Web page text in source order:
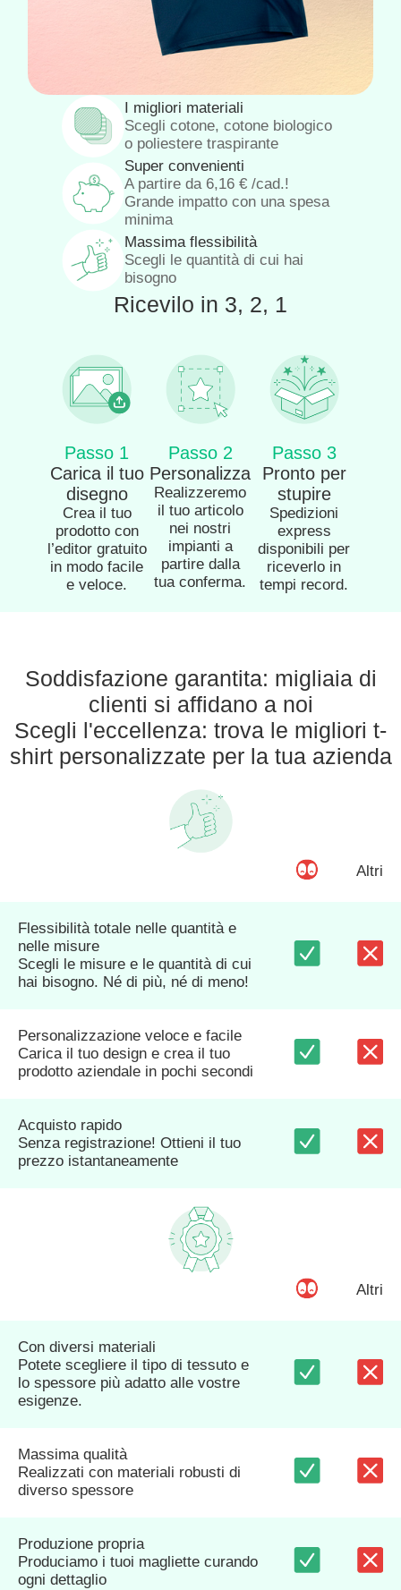
I migliori materiali
Scegli cotone, cotone biologico
o poliestere traspirante
Super convenienti
A partire da 6,16 € /cad.!
Grande impatto con una spesa
minima
Massima flessibilità
Scegli le quantità di cui hai
bisogno
Ricevilo in 3, 2, 1
Passo 1
Carica il tuo
disegno
Crea il tuo
prodotto con
l’editor gratuito
in modo facile
e veloce.
Passo 2
Personalizza
Realizzeremo
il tuo articolo
nei nostri
impianti a
partire dalla
tua conferma.
Passo 3
Pronto per
stupire
Spedizioni
express
disponibili per
riceverlo in
tempi record.
Soddisfazione garantita: migliaia di
clienti si affidano a noi
Scegli l'eccellenza: trova le migliori t-
shirt personalizzate per la tua azienda
Altri
Flessibilità totale nelle quantità e
nelle misure
Scegli le misure e le quantità di cui
hai bisogno. Né di più, né di meno!
Personalizzazione veloce e facile
Carica il tuo design e crea il tuo
prodotto aziendale in pochi secondi
Acquisto rapido
Senza registrazione! Ottieni il tuo
prezzo istantaneamente
Altri
Con diversi materiali
Potete scegliere il tipo di tessuto e
lo spessore più adatto alle vostre
esigenze.
Massima qualità
Realizzati con materiali robusti di
diverso spessore
Produzione propria
Produciamo i tuoi magliette curando
ogni dettaglio